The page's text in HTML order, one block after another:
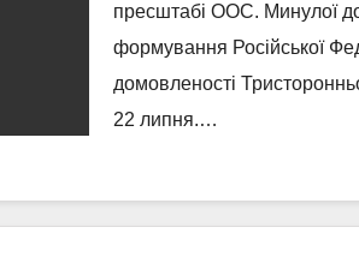
пресштабі ООС. Минулої
формування Російської
домовленості
22 липня.…